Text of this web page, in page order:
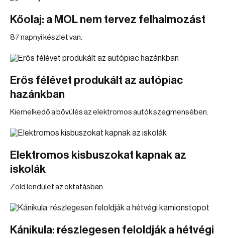
Kőolaj: a MOL nem tervez felhalmozást
87 napnyi készlet van.
Erős félévet produkált az autópiac
hazánkban
Kiemelkedő a bővülés az elektromos autók szegmensében.
Elektromos kisbuszokat kapnak az
iskolák
Zöld lendület az oktatásban.
Kánikula: részlegesen feloldják a hétvégi